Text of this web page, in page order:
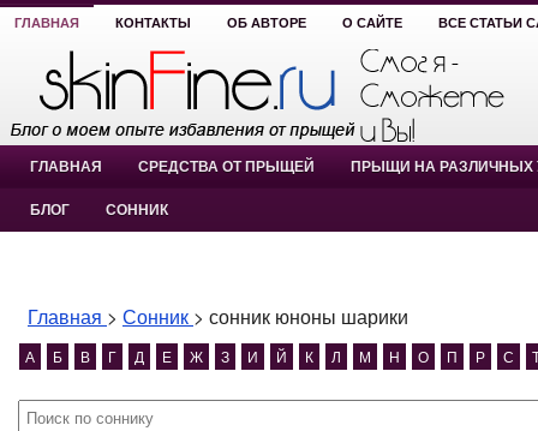
ГЛАВНАЯ КОНТАКТЫ ОБ АВТОРЕ О САЙТЕ ВСЕ СТАТЬИ
ГЛАВНАЯ СРЕДСТВА ОТ ПРЫЩЕЙ ПРЫЩИ НА РАЗЛИЧНЫХ
БЛОГ СОННИК
Главная > Сонник > сонник юноны шарики
А Б В Г Д Е Ж З И Й К Л М Н О П Р С